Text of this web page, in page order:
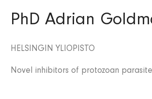
PhD Adrian
HELSINGIN YLIOPISTO
Novel inhibitors of protozoan